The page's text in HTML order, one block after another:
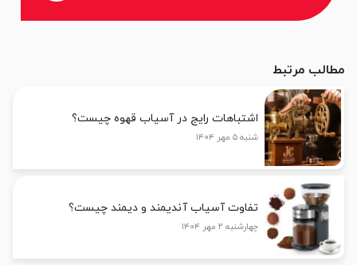
مطالب مرتبط
اشتباهات رایج در آسیاب قهوه چیست؟
شنبه ۵ مهر ۱۴۰۴
تفاوت آسیاب آندیمند و دیمند چیست؟
چهارشنبه ۲ مهر ۱۴۰۴